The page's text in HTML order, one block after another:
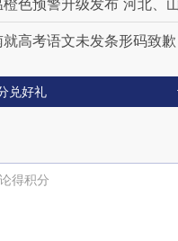
橙色预警升级发布 河北
高考语文未发条形码致歉
兑好礼
得积分